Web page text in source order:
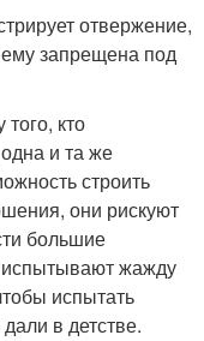
отвержение,
запрещена под
кто
одна и та же
строить
они рискуют
большие
испытывают жажду
испытать
в детстве.